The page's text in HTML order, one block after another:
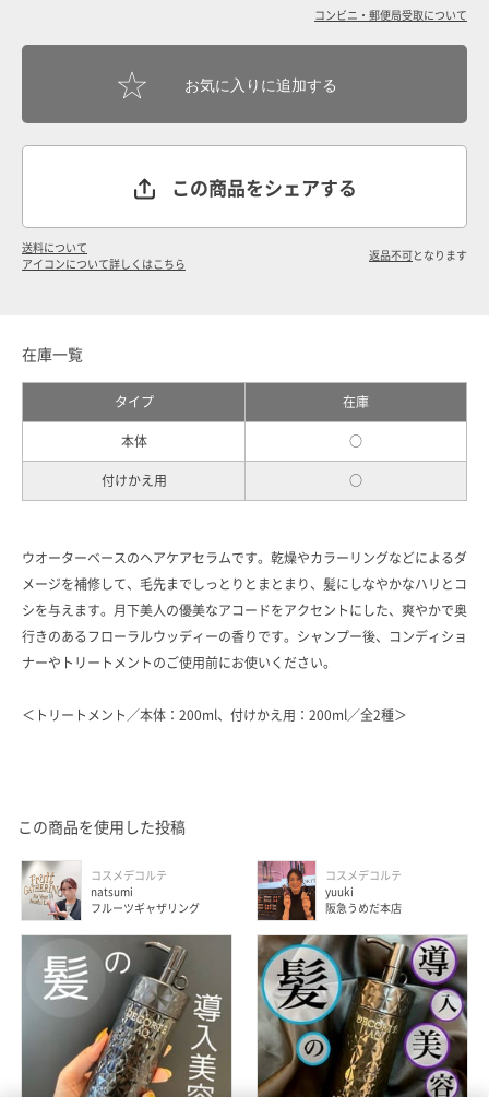
コンビニ・郵便局受取について
この商品をシェアする
送料について
アイコンについて詳しくはこちら
返品不可となります
在庫一覧
タイプ
在庫
本体
○
付けかえ用
○
ウオーターベースのヘアケアセラムです。乾燥やカラーリングなどによるダ
メージを補修して、毛先までしっとりとまとまり、髪にしなやかなハリとコ
シを与えます。月下美人の優美なアコードをアクセントにした、爽やかで奥
行きのあるフローラルウッディーの香りです。シャンプー後、コンディショ
ナーやトリートメントのご使用前にお使いください。
＜トリートメント／本体：200ml、付けかえ用：200ml／全2種＞
この商品を使用した投稿
コスメデコルテ
natsumi
フルーツギャザリング
コスメデコルテ
yuuki
阪急うめだ本店